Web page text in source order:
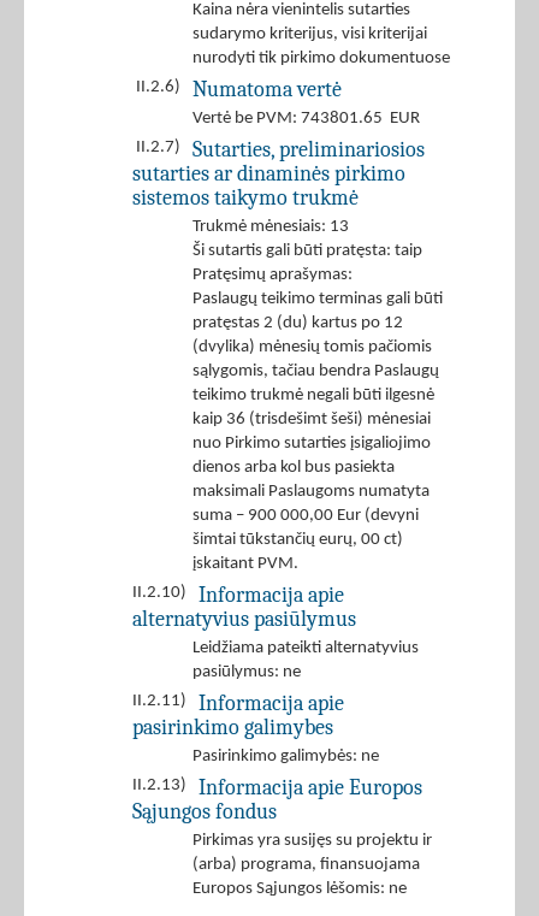
Kaina nėra vienintelis sutarties
sudarymo kriterijus, visi kriterijai
nurodyti tik pirkimo dokumentuose
II.2.6)
Numatoma vertė
Vertė be PVM: 743801.65 EUR
II.2.7)
Sutarties, preliminariosios
sutarties ar dinaminės pirkimo
sistemos taikymo trukmė
Trukmė mėnesiais: 13
Ši sutartis gali būti pratęsta: taip
Pratęsimų aprašymas:
Paslaugų teikimo terminas gali būti
pratęstas 2 (du) kartus po 12
(dvylika) mėnesių tomis pačiomis
sąlygomis, tačiau bendra Paslaugų
teikimo trukmė negali būti ilgesnė
kaip 36 (trisdešimt šeši) mėnesiai
nuo Pirkimo sutarties įsigaliojimo
dienos arba kol bus pasiekta
maksimali Paslaugoms numatyta
suma – 900 000,00 Eur (devyni
šimtai tūkstančių eurų, 00 ct)
įskaitant PVM.
II.2.10)
Informacija apie
alternatyvius pasiūlymus
Leidžiama pateikti alternatyvius
pasiūlymus: ne
II.2.11)
Informacija apie
pasirinkimo galimybes
Pasirinkimo galimybės: ne
II.2.13)
Informacija apie Europos
Sąjungos fondus
Pirkimas yra susijęs su projektu ir
(arba) programa, finansuojama
Europos Sąjungos lėšomis: ne